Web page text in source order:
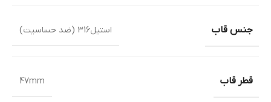
جنس قاب استیل316 (ضد حساسیت)
قطر قاب 47mm